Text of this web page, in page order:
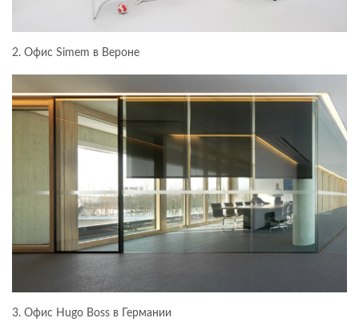
2. Офис Simem в Вероне
3. Офис Hugo Boss в Германии